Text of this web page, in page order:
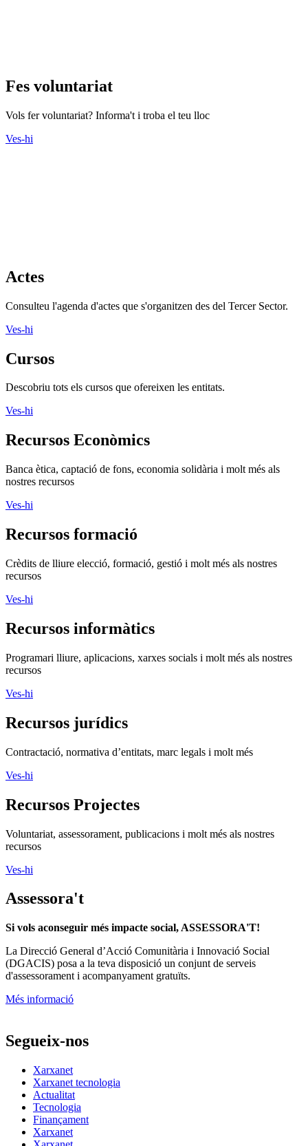
Fes voluntariat
Vols fer voluntariat? Informa't i troba el teu lloc
Ves-hi
Actes
Consulteu l'agenda d'actes que s'organitzen des del Tercer Sector.
Ves-hi
Cursos
Descobriu tots els cursos que ofereixen les entitats.
Ves-hi
Recursos Econòmics
Banca ètica, captació de fons, economia solidària i molt més als
nostres recursos
Ves-hi
Recursos formació
Crèdits de lliure elecció, formació, gestió i molt més als nostres
recursos
Ves-hi
Recursos informàtics
Programari lliure, aplicacions, xarxes socials i molt més als nostres
recursos
Ves-hi
Recursos jurídics
Contractació, normativa d’entitats, marc legals i molt més
Ves-hi
Recursos Projectes
Voluntariat, assessorament, publicacions i molt més als nostres
recursos
Ves-hi
Assessora't
Si vols aconseguir més impacte social, ASSESSORA'T!
La Direcció General d’Acció Comunitària i Innovació Social
(DGACIS) posa a la teva disposició un conjunt de serveis
d'assessorament i acompanyament gratuïts.
Més informació
Segueix-nos
Xarxanet
Xarxanet tecnologia
Actualitat
Tecnologia
Finançament
Xarxanet